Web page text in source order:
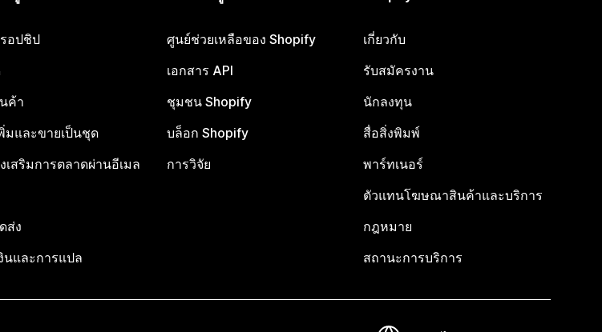
อปชิป
ค้า
มและขายเป็นชุด
เสริมการตลาดผ่านอีเมล
ส่ง
นและการแปล
ศูนย์ช่วยเหลือของ Shopify
เอกสาร API
ชุมชน Shopify
บล็อก Shopify
การวิจัย
เกี่ยวกับ
รับสมัครงาน
นักลงทุน
สื่อสิ่งพิมพ์
พาร์ทเนอร์
ตัวแทนโฆษณาสินค้าและบริการ
กฎหมาย
สถานะการบริการ